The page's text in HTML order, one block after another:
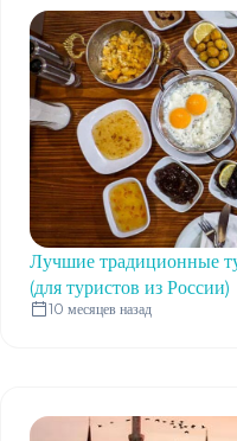
Лучшие традиционные
(для туристов из России)
10 месяцев назад